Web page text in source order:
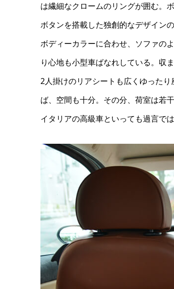
は繊細なクロームのリングが囲む。
ボタンを搭載した独創的なデザイン
ボディーカラーに合わせ、ソファの
り心地も小型車ばなれしている。収
2人掛けのリアシートも広くゆった
ば、空間も十分。その分、荷室は若
イタリアの高級車といっても過言で